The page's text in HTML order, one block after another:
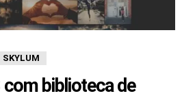
SKYLUM
biblioteca de